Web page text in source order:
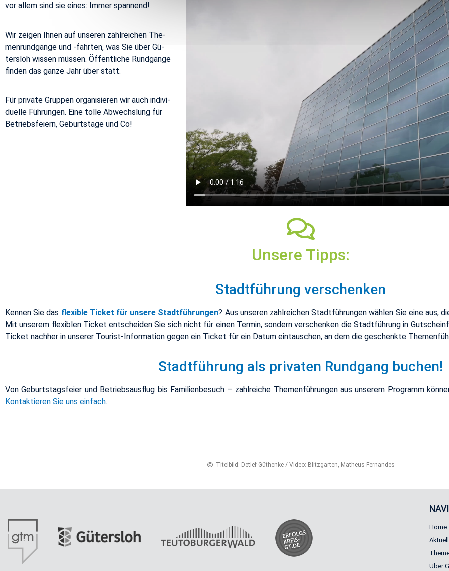
vor allem sind sie eines: Immer span­nend!
Wir zei­gen Ihnen auf un­se­ren zahl­rei­chen The­
men­rund­gän­ge und -fahr­ten, was Sie über Gü­
ters­loh wis­sen müs­sen. Öf­fent­li­che Rund­gän­ge
fin­den das ganze Jahr über statt.
Für pri­va­te Grup­pen or­ga­ni­sie­ren wir auch in­di­vi­
du­el­le Füh­run­gen. Eine tolle Ab­wechs­lung für
Be­triebs­fei­ern, Ge­burts­ta­ge und Co!
Un­se­re Tipps:
Stadt­füh­rung ver­schen­ken
Ken­nen Sie das fle­xi­ble Ti­cket für un­se­re Stadt­füh­run­gen? Aus un­se­ren zahl­rei­chen Stadt­füh­run­gen wäh­len Sie eine aus,
Mit un­se­rem fle­xi­blen Ti­cket ent­schei­den Sie sich nicht für einen Ter­min, son­dern ver­schen­ken die Stadt­füh­rung in
Ti­cket nach­her in un­se­rer Tou­rist-In­for­ma­ti­on gegen ein Ti­cket für ein Datum ein­tau­schen, an dem die ge­schenk­te
Stadt­füh­rung als pri­va­ten Rund­gang bu­chen!
Von Ge­burts­tags­fei­er und Be­triebs­aus­flug bis Fa­mi­li­en­be­such – zahl­rei­che The­men­füh­run­gen aus un­se­rem Pro­gramm
Kon­tak­tie­ren Sie uns ein­fach.
Ti­tel­bild: Det­lef Gü­t­hen­ke / Video: Blitz­gar­ten, Ma­theus Fer­nan­des
Home
Über